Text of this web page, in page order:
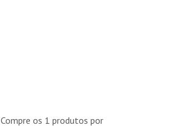
Compre os 1 produtos por